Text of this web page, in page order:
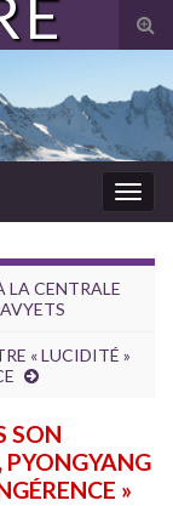
LA CENTRALE
« LUCIDITÉ »
SON
PYONGYANG
»